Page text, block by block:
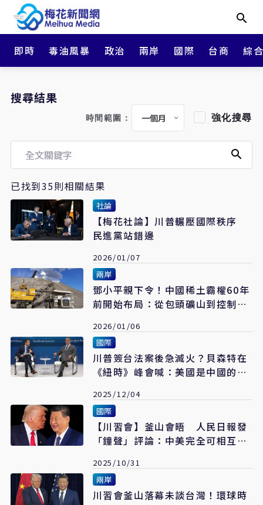
即時 毒油風暴 政治 兩岸 國際 台商 綜
搜尋結果
時間範圍： 強化搜尋
已找到35則相關結果
社論
【梅花社論】川普輾壓國際秩序
民進黨站錯邊
2026/01/07
兩岸
鄧小平親下令！中國稀土霸權60年
前開始布局：從包頭礦山到控制全
2026/01/06
國際
川普簽台法案後急滅火？貝森特在
《紐時》峰會喊：美國是中國的盟
2025/12/04
國際
【川習會】釜山會晤 人民日報發
「鐘聲」評論：中美完全可相互成
2025/10/31
兩岸
川習會釜山落幕未談台灣！環球時